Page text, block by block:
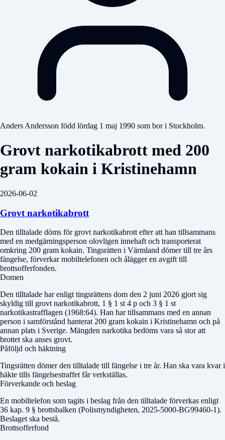
Anders Andersson född lördag 1 maj 1990 som bor i Stockholm.
Grovt narkotikabrott med 200
gram kokain i Kristinehamn
2026-06-02
Grovt narkotikabrott
Den tilltalade döms för grovt narkotikabrott efter att han tillsammans
med en medgärningsperson olovligen innehaft och transporterat
omkring 200 gram kokain. Tingsrätten i Värmland dömer till tre års
fängelse, förverkar mobiltelefonen och ålägger en avgift till
brottsofferfonden.
Domen
Den tilltalade har enligt tingsrättens dom den 2 juni 2026 gjort sig
skyldig till grovt narkotikabrott, 1 § 1 st 4 p och 3 § 1 st
narkotikastrafflagen (1968:64). Han har tillsammans med en annan
person i samförstånd hanterat 200 gram kokain i Kristinehamn och på
annan plats i Sverige. Mängden narkotika bedöms vara så stor att
brottet ska anses grovt.
Påföljd och häktning
Tingsrätten dömer den tilltalade till fängelse i tre år. Han ska vara kvar i
häkte tills fängelsestraffet får verkställas.
Förverkande och beslag
En mobiltelefon som tagits i beslag från den tilltalade förverkas enligt
36 kap. 9 § brottsbalken (Polismyndigheten, 2025-5000-BG99460-1).
Beslaget ska bestå.
Brottsofferfond